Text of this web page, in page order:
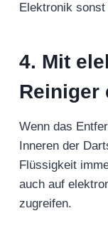
Elektronik
4. Mit
Reiniger
Wenn das
Inneren der
Flüssigkeit
auch auf
zugreifen.